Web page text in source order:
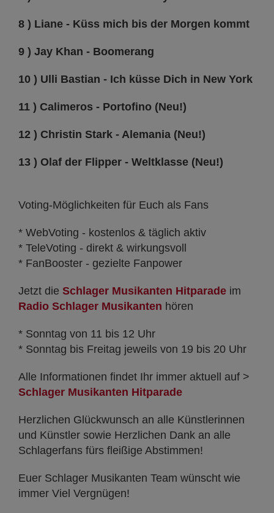
8 ) Liane - Küss mich bis der Morgen kommt
9 ) Jay Khan - Boomerang
10 ) Ulli Bastian - Ich küsse Dich in New York
11 ) Calimeros - Portofino (Neu!)
12 ) Christin Stark - Alemania (Neu!)
13 ) Olaf der Flipper - Weltklasse (Neu!)
Voting-Möglichkeiten für Euch als Fans
* WebVoting - kostenlos & täglich aktiv
* TeleVoting - direkt & wirkungsvoll
* FanBooster - gezielte Fanpower
Jetzt die Schlager Musikanten Hitparade im
Radio Schlager Musikanten hören
* Sonntag von 11 bis 12 Uhr
* Sonntag bis Freitag jeweils von 19 bis 20 Uhr
Alle Informationen findet Ihr immer aktuell auf >
Schlager Musikanten Hitparade
Herzlichen Glückwunsch an alle Künstlerinnen
und Künstler sowie Herzlichen Dank an alle
Schlagerfans fürs fleißige Abstimmen!
Euer Schlager Musikanten Team wünscht wie
immer Viel Vergnügen!